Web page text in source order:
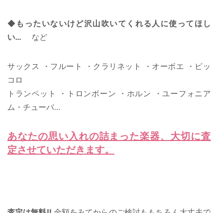
◆もったいないけど沢山吹いてくれる人に使ってほし
い… など
サックス ・フルート ・クラリネット ・オーボエ ・ピッ
コロ
トランペット ・トロンボーン ・ホルン ・ユーフォニア
ム・チューバ…
あなたの思い入れの詰まった楽器、大切に査
定させていただきます。